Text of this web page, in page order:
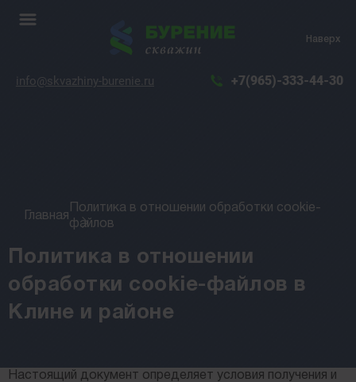
Наверх
info@skvazhiny-burenie.ru +7(965)-333-44-30
Главная
Политика в отношении обработки cookie-
файлов
Политика в отношении
обработки cookie-файлов в
Клине и районе
Настоящий документ определяет условия получения и